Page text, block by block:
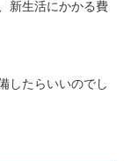
新生活にかかる費
したらいいのでし